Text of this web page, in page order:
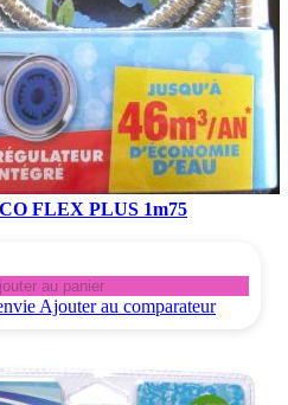
FLEX PLUS 1m75
au panier
Ajouter au comparateur